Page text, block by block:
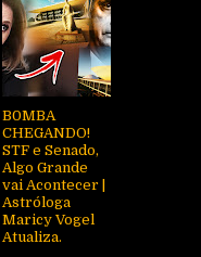
B0MBA
CHEGANDO!
STF e Senado,
Algo Grande
vai Acontecer |
Astróloga
Maricy Vogel
Atualiza.